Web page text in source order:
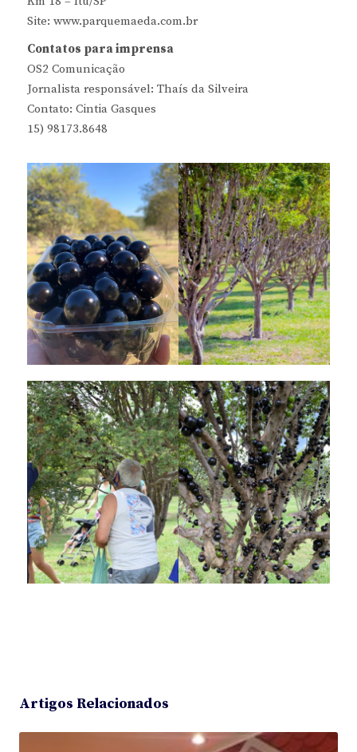
Site: www.parquemaeda.com.br
Contatos para imprensa
OS2 Comunicação
Jornalista responsável: Thaís da Silveira
Contato: Cintia Gasques
15) 98173.8648
Artigos Relacionados